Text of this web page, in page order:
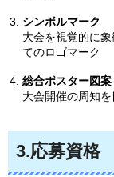
シンボルマーク
大会を視覚的に
てのロゴマーク
総合ポスター図案
大会開催の周知
3.応募資格